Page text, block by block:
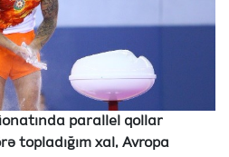
parallel qollar
topladığım xal, Avropa